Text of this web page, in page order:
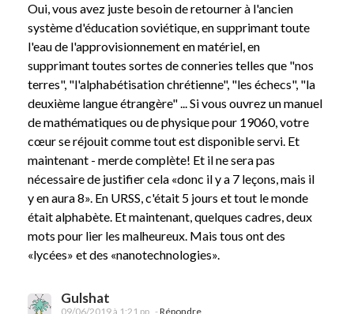
Oui, vous avez juste besoin de retourner à l'ancien
système d'éducation soviétique, en supprimant toute
l'eau de l'approvisionnement en matériel, en
supprimant toutes sortes de conneries telles que "nos
terres", "l'alphabétisation chrétienne", "les échecs", "la
deuxième langue étrangère" ... Si vous ouvrez un manuel
de mathématiques ou de physique pour 19060, votre
cœur se réjouit comme tout est disponible servi. Et
maintenant - merde complète! Et il ne sera pas
nécessaire de justifier cela «donc il y a 7 leçons, mais il
y en aura 8». En URSS, c'était 5 jours et tout le monde
était alphabète. Et maintenant, quelques cadres, deux
mots pour lier les malheureux. Mais tous ont des
«lycées» et des «nanotechnologies».
Gulshat
09/06/2019 à 1:21 pp -Répondre